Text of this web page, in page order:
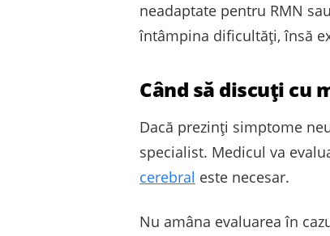
neadaptate pentru RMN
întâmpina dificultăți, însă
Când să discuți cu
Dacă prezinți simptome
specialist. Medicul va
cerebral este necesar.
Nu amâna evaluarea în